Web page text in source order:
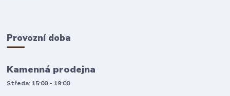
Provozní doba
Kamenná prodejna
Středa: 15:00 - 19:00